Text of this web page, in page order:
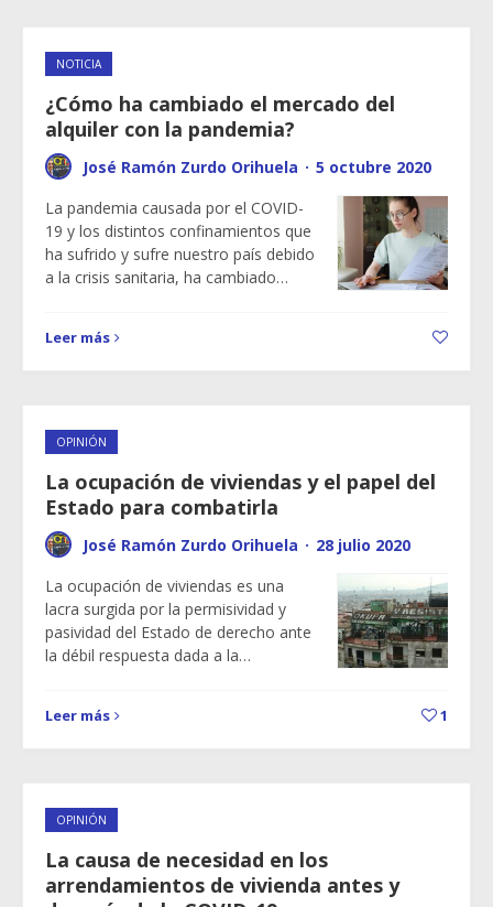
NOTICIA
¿Cómo ha cambiado el mercado del
alquiler con la pandemia?
José Ramón Zurdo Orihuela · 5 octubre 2020
La pandemia causada por el COVID-
19 y los distintos confinamientos que
ha sufrido y sufre nuestro país debido
a la crisis sanitaria, ha cambiado…
Leer más
OPINIÓN
La ocupación de viviendas y el papel del
Estado para combatirla
José Ramón Zurdo Orihuela · 28 julio 2020
La ocupación de viviendas es una
lacra surgida por la permisividad y
pasividad del Estado de derecho ante
la débil respuesta dada a la…
Leer más 1
OPINIÓN
La causa de necesidad en los
arrendamientos de vivienda antes y